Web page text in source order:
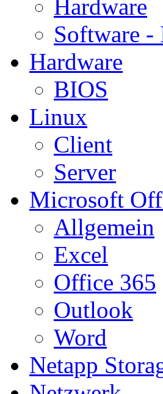
Hardware
Software -
Hardware
BIOS
Linux
Client
Server
Microsoft
Allgemein
Excel
Office 365
Outlook
Word
Netapp